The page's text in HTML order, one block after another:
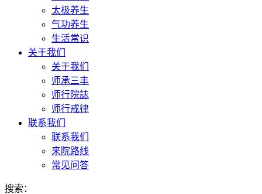
太极养生
气功养生
生活常识
关于我们
关于我们
师承三丰
师行院誌
师行戒律
联系我们
联系我们
来院路线
常见问答
搜索：